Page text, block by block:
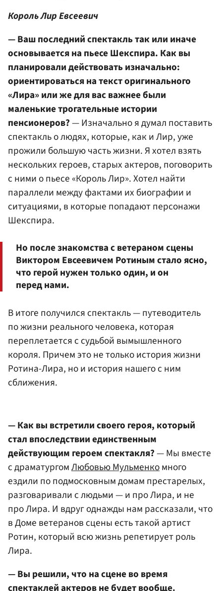
Король Лир Евсеевич
— Ваш последний спектакль так или иначе
основывается на пьесе Шекспира. Как вы
планировали действовать изначально:
ориентироваться на текст оригинального
«Лира» или же для вас важнее были
маленькие трогательные истории
пенсионеров?— Изначально я думал поставить
спектакль о людях, которые, как и Лир, уже
прожили большую часть жизни. Я хотел взять
нескольких героев, старых актеров, поговорить
с ними о пьесе «Король Лир». Хотел найти
параллели между фактами их биографии и
ситуациями, в которые попадают персонажи
Шекспира.
Но после знакомства с ветераном сцены
Виктором Евсеевичем Ротиным стало ясно,
что герой нужен только один, и он
перед нами.
В итоге получился спектакль — путеводитель
по жизни реального человека, которая
переплетается с судьбой вымышленного
короля. Причем это не только история жизни
Ротина-Лира, но и история нашего с ним
сближения.
— Как вы встретили своего героя, который
стал впоследствии единственным
действующим героем спектакля?— Мы вместе
с драматургомЛюбовью Мульменкомного
ездили по подмосковным домам престарелых,
разговаривали с людьми — и про Лира, и не
про Лира. И вдруг однажды нам рассказали, что
в Доме ветеранов сцены есть такой артист
Ротин, который всю жизнь репетирует роль
Лира.
— Вы решили, что на сцене во время
спектаклей актеров не будет вообще.